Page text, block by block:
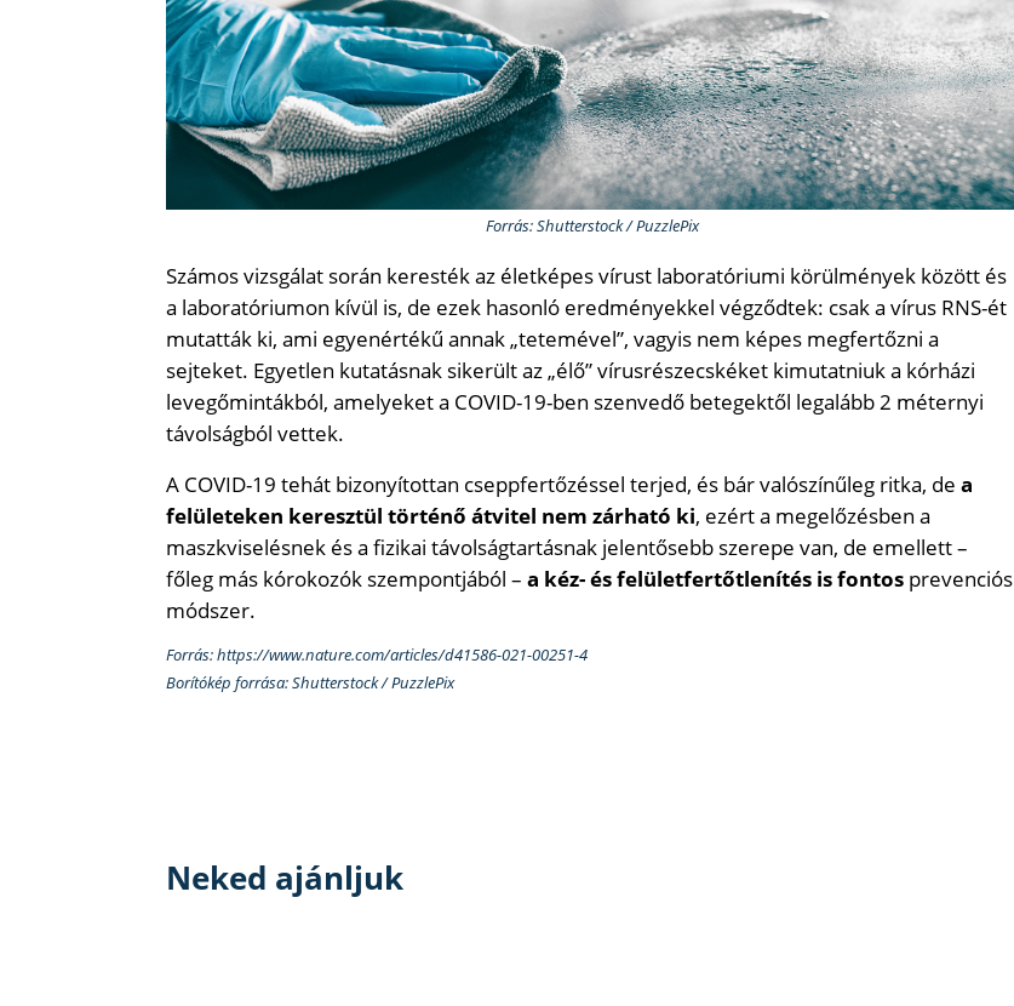
Forrás: Shutterstock / PuzzlePix
Számos vizsgálat során keresték az életképes vírust laboratóriumi körülmények között és
a laboratóriumon kívül is, de ezek hasonló eredményekkel végződtek: csak a vírus RNS-ét
mutatták ki, ami egyenértékű annak „tetemével”, vagyis nem képes megfertőzni a
sejteket. Egyetlen kutatásnak sikerült az „élő” vírusrészecskéket kimutatniuk a kórházi
levegőmintákból, amelyeket a COVID-19-ben szenvedő betegektől legalább 2 méternyi
távolságból vettek.
A COVID-19 tehát bizonyítottan cseppfertőzéssel terjed, és bár valószínűleg ritka, de a
felületeken keresztül történő átvitel nem zárható ki, ezért a megelőzésben a
maszkviselésnek és a fizikai távolságtartásnak jelentősebb szerepe van, de emellett –
főleg más kórokozók szempontjából – a kéz- és felületfertőtlenítés is fontos prevenciós
módszer.
Forrás: https://www.nature.com/articles/d41586-021-00251-4
Borítókép forrása: Shutterstock / PuzzlePix
Neked ajánljuk